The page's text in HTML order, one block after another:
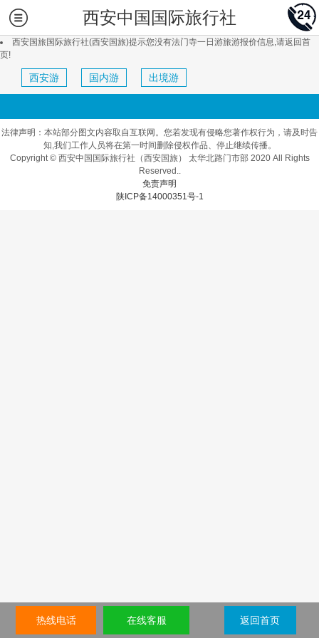
西安中国国际旅行社
西安国旅国际旅行社(西安国旅)提示您没有法门寺一日游旅游报价信息,请返回首
页!
西安游 国内游 出境游
法律声明：本站部分图文内容取自互联网。您若发现有侵略您著作权行为，请及时告
知,我们工作人员将在第一时间删除侵权作品、停止继续传播。
Copyright © 西安中国国际旅行社（西安国旅） 太华北路门市部 2020 All Rights
Reserved..
免责声明
陕ICP备14000351号-1
热线电话 在线客服 返回首页